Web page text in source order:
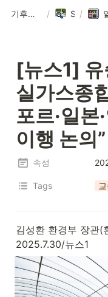
기후환경에너지학과 / Sitemap
/
[뉴스1] 유
실가스종
포르·일본
이행 논의”
속성
Tags
김성환 환경부 장관(
2025.7.30/뉴스1